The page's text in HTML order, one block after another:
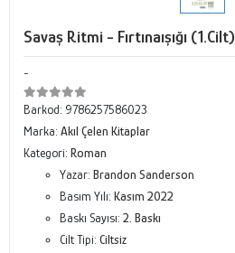
Savaş Ritmi - Fırtınaışığı (1.Cilt)
-
Barkod: 9786257586023
Marka: Akıl Çelen Kitaplar
Kategori: Roman
Yazar: Brandon Sanderson
Basım Yılı: Kasım 2022
Baskı Sayısı: 2. Baskı
Cilt Tipi: Ciltsiz